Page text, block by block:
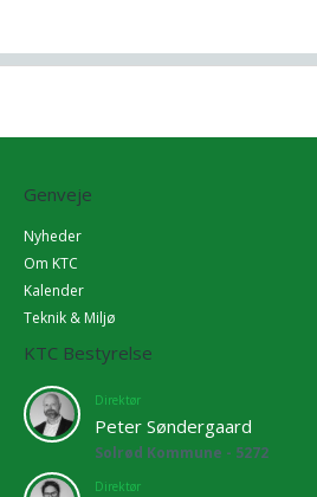
Genveje
Nyheder
Om KTC
Kalender
Teknik & Miljø
KTC Bestyrelse
Direktør
Peter Søndergaard
Solrød Kommune - 5272
Direktør